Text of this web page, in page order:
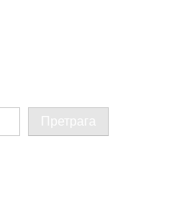
Претрага